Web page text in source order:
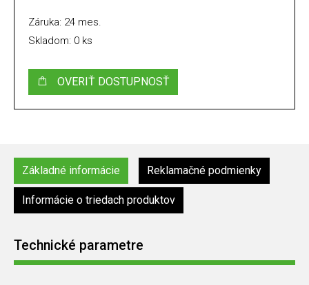
Záruka: 24 mes.
Skladom: 0 ks
OVERIŤ DOSTUPNOSŤ
Základné informácie Reklamačné podmienky
Informácie o triedach produktov
Technické parametre